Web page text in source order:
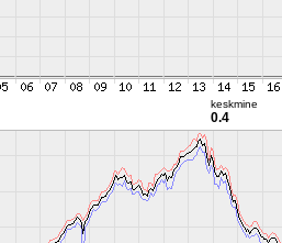
keskmine
0.4